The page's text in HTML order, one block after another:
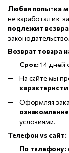
Любая попытка
не заработал из-
подлежит
Возврат товара
Срок: 14 дней
На сайте мы
Оформляя
ознакомление
условиями.
Телефон vs сайт:
По телефону: